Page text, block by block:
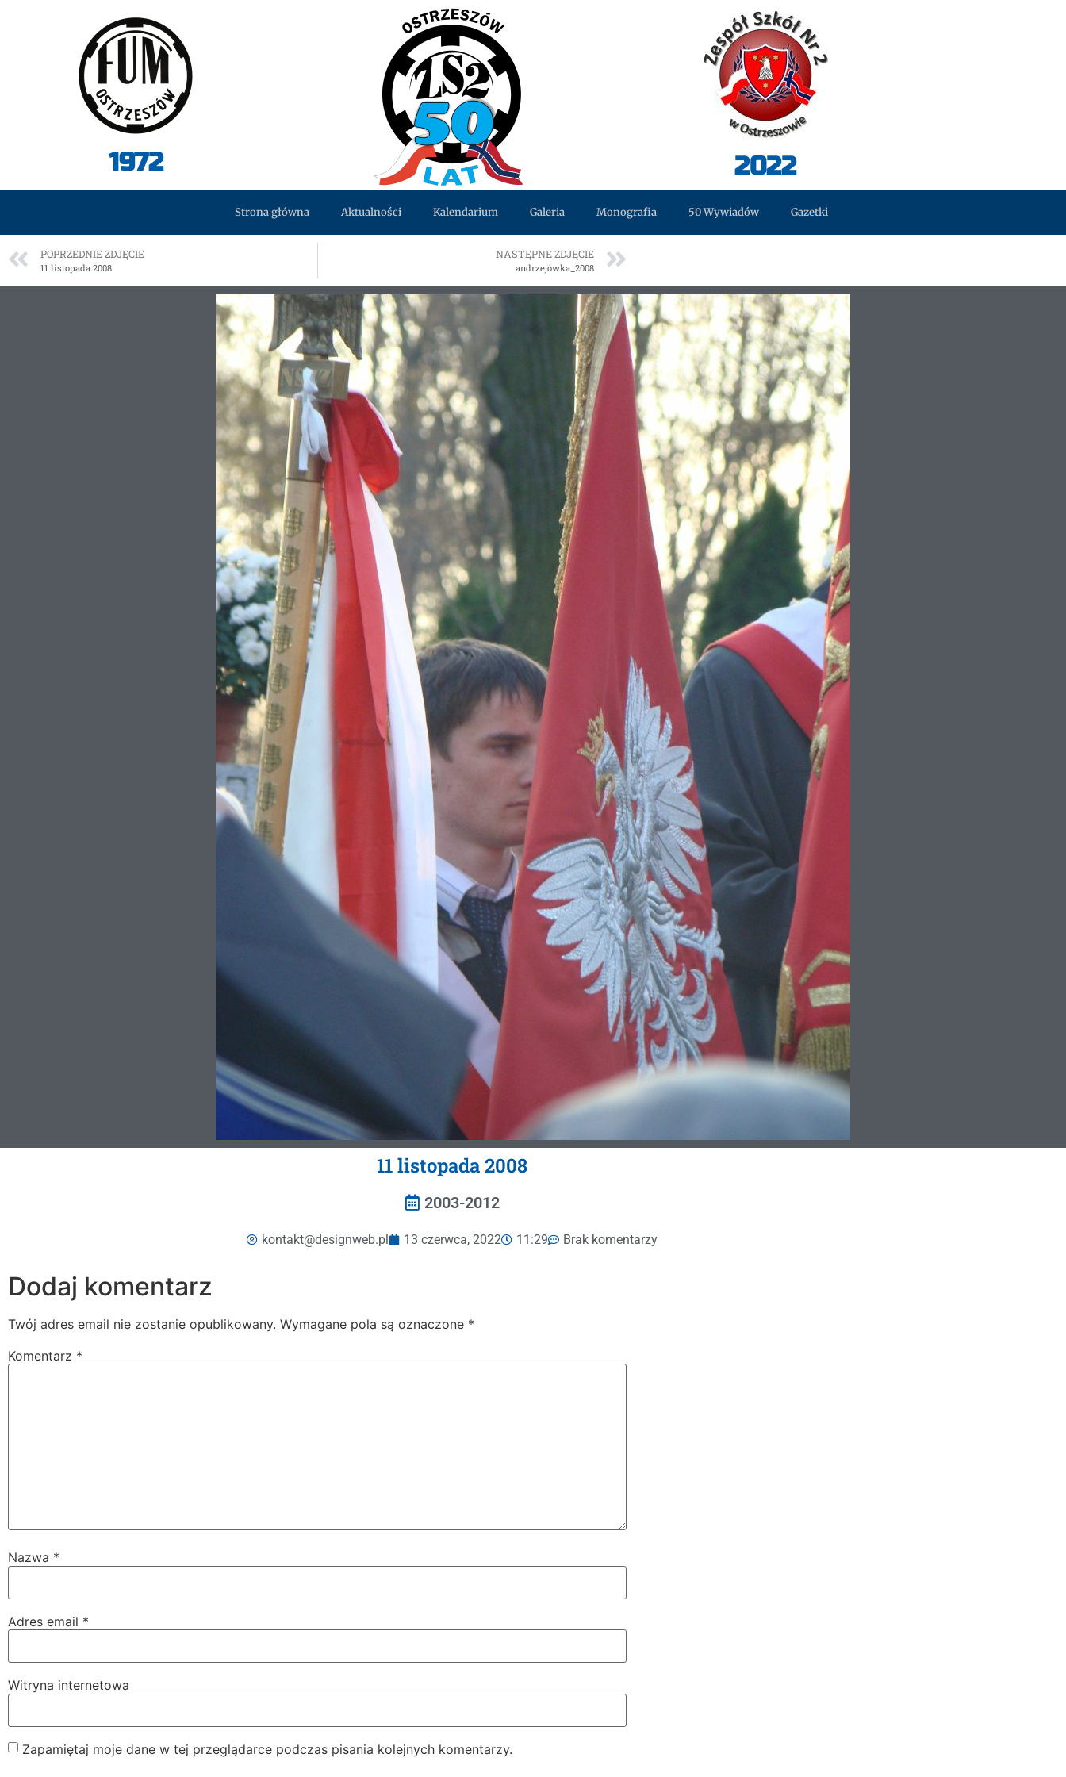
1972 2022
Strona główna Aktualności Kalendarium Galeria Monografia 50 Wywiadów Gazetki
POPRZEDNIE ZDJĘCIE
11 listopada 2008
NASTĘPNE ZDJĘCIE
andrzejówka_2008
11 listopada 2008
2003-2012
kontakt@designweb.pl 13 czerwca, 2022 11:29 Brak komentarzy
Dodaj komentarz
Twój adres email nie zostanie opublikowany. Wymagane pola są oznaczone *
Komentarz *
Nazwa *
Adres email *
Witryna internetowa
Zapamiętaj moje dane w tej przeglądarce podczas pisania kolejnych komentarzy.